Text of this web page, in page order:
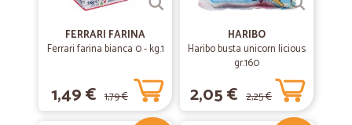
FERRARI FARINA
Ferrari farina bianca 0 - kg.1
1,49 € 1,79 €
HARIBO
Haribo busta unicorn licious
gr.160
2,05 € 2,25 €